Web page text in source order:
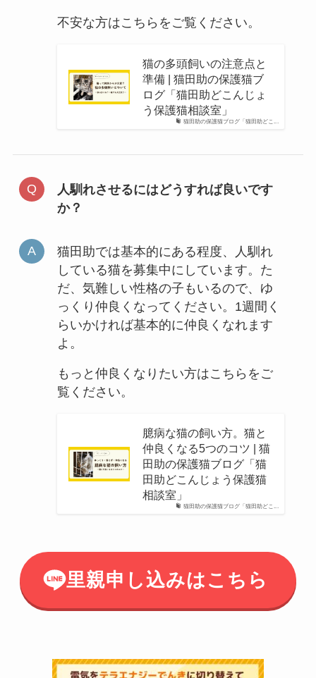
不安な方はこちらをご覧ください。
猫田助の保護猫ブログ「猫田助どこ...
猫の多頭飼いの注意点と
準備 | 猫田助の保護猫ブ
ログ「猫田助どこんじょ
う保護猫相談室」
人馴れさせるにはどうすれば良いです
か？
猫田助では基本的にある程度、人馴れ
している猫を募集中にしています。た
だ、気難しい性格の子もいるので、ゆ
っくり仲良くなってください。1週間く
らいかければ基本的に仲良くなれます
よ。
もっと仲良くなりたい方はこちらをご
覧ください。
猫田助の保護猫ブログ「猫田助どこ...
臆病な猫の飼い方。猫と
仲良くなる5つのコツ | 猫
田助の保護猫ブログ「猫
田助どこんじょう保護猫
相談室」
里親申し込みはこちら